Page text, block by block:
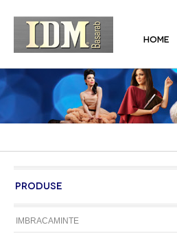
HOME
PRODUSE
IMBRACAMINTE